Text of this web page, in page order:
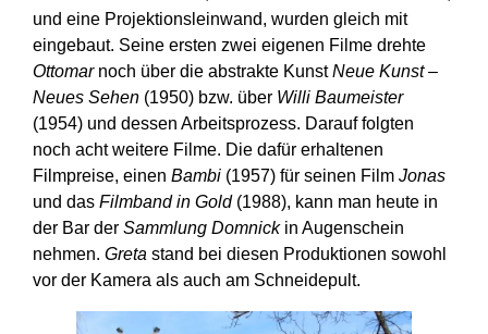
und eine Projektionsleinwand, wurden gleich mit
eingebaut. Seine ersten zwei eigenen Filme drehte
Ottomar noch über die abstrakte KunstNeue Kunst –
Neues Sehen (1950) bzw. über Willi Baumeister
(1954) und dessen Arbeitsprozess. Darauf folgten
noch acht weitere Filme. Die dafür erhaltenen
Filmpreise, einen Bambi (1957) für seinen Film Jonas
und das Filmband in Gold(1988), kann man heute in
der Bar der Sammlung Domnickin Augenschein
nehmen. Greta stand bei diesen Produktionen sowohl
vor der Kamera als auch am Schneidepult.